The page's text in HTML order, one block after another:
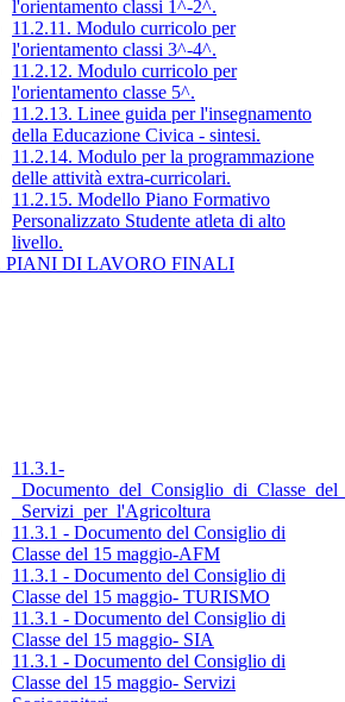
l'orientamento classi 1^-2^.
11.2.11. Modulo curricolo per
l'orientamento classi 3^-4^.
11.2.12. Modulo curricolo per
l'orientamento classe 5^.
11.2.13. Linee guida per l'insegnamento
della Educazione Civica - sintesi.
11.2.14. Modulo per la programmazione
delle attività extra-curricolari.
11.2.15. Modello Piano Formativo
Personalizzato Studente atleta di alto
livello.
PIANI DI LAVORO FINALI
11.3.1-
_Servizi_per_l'Agricoltura
11.3.1 - Documento del Consiglio di
Classe del 15 maggio-AFM
11.3.1 - Documento del Consiglio di
Classe del 15 maggio- TURISMO
11.3.1 - Documento del Consiglio di
Classe del 15 maggio- SIA
11.3.1 - Documento del Consiglio di
Classe del 15 maggio- Servizi